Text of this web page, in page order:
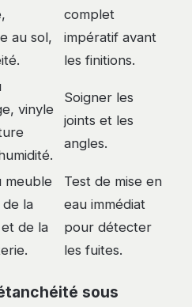
au sol,
complet
impératif avant
les finitions.
vinyle
Soigner les
joints et les
angles.
meuble
de la
de la
Test de mise en
eau immédiat
pour détecter
les fuites.
sous